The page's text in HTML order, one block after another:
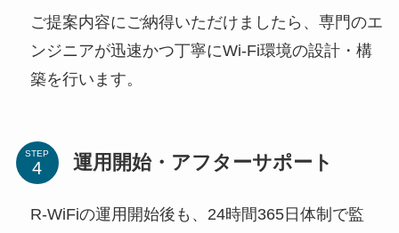
ご提案内容にご納得いただけましたら、専門のエ
ンジニアが迅速かつ丁寧にWi-Fi環境の設計・構
築を行います。
STEP 運用開始・アフターサポート
R-WiFiの運用開始後も、24時間365日体制で監